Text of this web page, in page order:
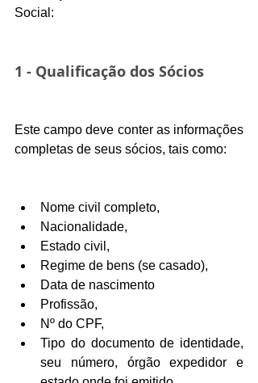
Social:
1 - Qualificação dos Sócios
Este campo deve conter as informações
completas de seus sócios, tais como:
Nome civil completo,
Nacionalidade,
Estado civil,
Regime de bens (se casado),
Data de nascimento
Profissão,
Nº do CPF,
Tipo do documento de identidade,
seu número, órgão expedidor e